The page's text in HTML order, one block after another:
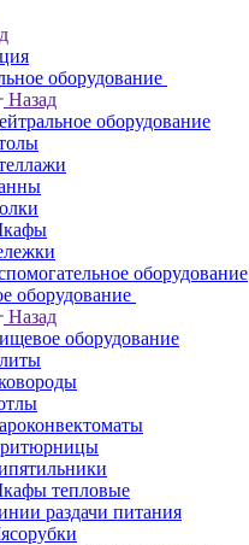
оборудование
Назад
оборудование
оборудование
оборудование
Назад
оборудование
тепловые
раздачи питания